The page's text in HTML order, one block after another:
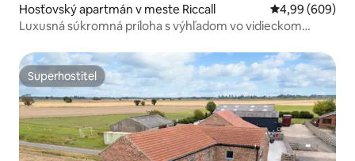
Hosťovský apartmán v meste Riccall Priemerné
4,99 (609)
Luxusná súkromná príloha s výhľadom vo vidieckom
Superhostiteľ
Superhostiteľ